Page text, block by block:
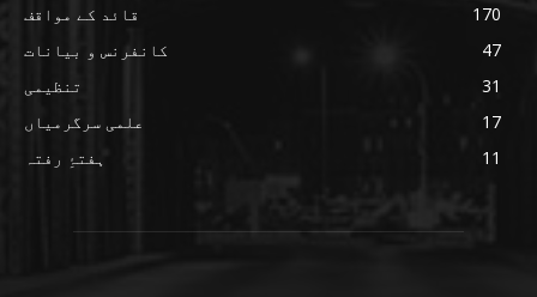
قائد کے مواقف
170
کانفرنس و بیانات
47
تنظیمی
31
علمی سرگرمیاں
17
ہفتۂِ رفتہ
11